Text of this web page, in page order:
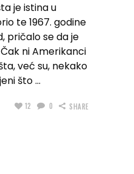
je istina u
te 1967. godine
pričalo se da je
ni Amerikanci
već su, nekako
što
12 0 SHARE